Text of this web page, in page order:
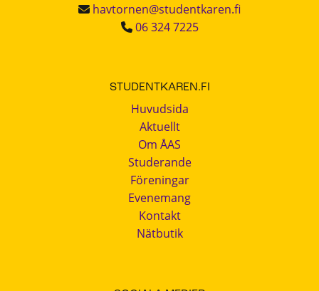
havtornen@studentkaren.fi
06 324 7225
STUDENTKAREN.FI
Huvudsida
Aktuellt
Om ÅAS
Studerande
Föreningar
Evenemang
Kontakt
Nätbutik